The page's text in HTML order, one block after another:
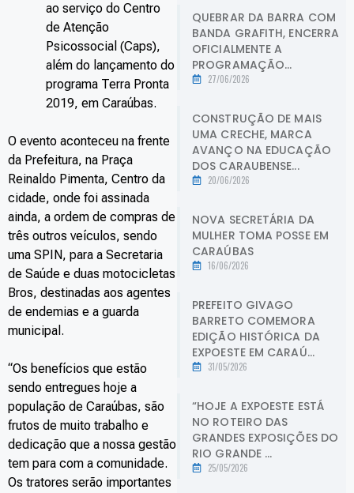
ao serviço do Centro
de Atenção
Psicossocial (Caps),
além do lançamento do
programa Terra Pronta
2019, em Caraúbas.
O evento aconteceu na frente
da Prefeitura, na Praça
Reinaldo Pimenta, Centro da
cidade, onde foi assinada
ainda, a ordem de compras de
três outros veículos, sendo
uma SPIN, para a Secretaria
de Saúde e duas motocicletas
Bros, destinadas aos agentes
de endemias e a guarda
municipal.
“Os benefícios que estão
sendo entregues hoje a
população de Caraúbas, são
frutos de muito trabalho e
dedicação que a nossa gestão
tem para com a comunidade.
Os tratores serão importantes
QUEBRAR DA BARRA COM
BANDA GRAFITH, ENCERRA
OFICIALMENTE A
PROGRAMAÇÃO...
27/06/2026
CONSTRUÇÃO DE MAIS
UMA CRECHE, MARCA
AVANÇO NA EDUCAÇÃO
DOS CARAUBENSE...
20/06/2026
NOVA SECRETÁRIA DA
MULHER TOMA POSSE EM
CARAÚBAS
16/06/2026
PREFEITO GIVAGO
BARRETO COMEMORA
EDIÇÃO HISTÓRICA DA
EXPOESTE EM CARAÚ...
31/05/2026
“HOJE A EXPOESTE ESTÁ
NO ROTEIRO DAS
GRANDES EXPOSIÇÕES DO
RIO GRANDE ...
25/05/2026